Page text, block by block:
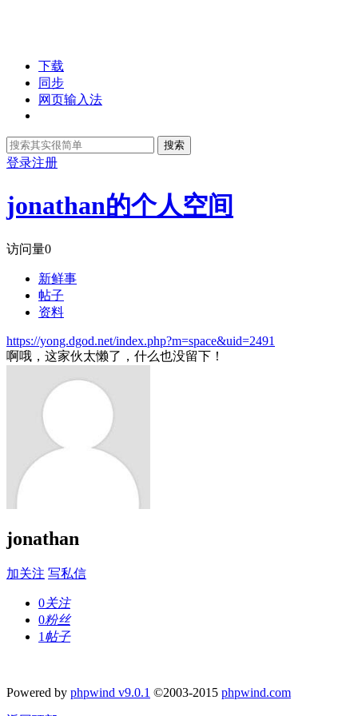
下载
同步
网页输入法
搜索
登录注册
jonathan的个人空间
访问量0
新鲜事
帖子
资料
https://yong.dgod.net/index.php?m=space&uid=2491
啊哦，这家伙太懒了，什么也没留下！
jonathan
加关注 写私信
0关注
0粉丝
1 帖子
Powered by phpwind v9.0.1 ©2003-2015 phpwind.com